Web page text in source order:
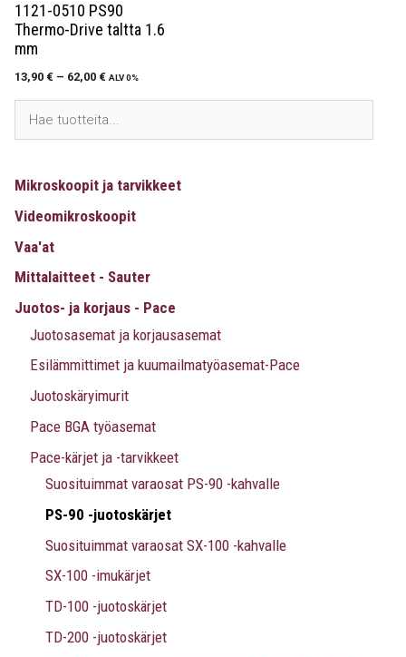
1121-0510 PS90
Thermo-Drive taltta 1.6
mm
13,90 € – 62,00 € ALV 0%
Mikroskoopit ja tarvikkeet
Videomikroskoopit
Vaa'at
Mittalaitteet - Sauter
Juotos- ja korjaus - Pace
Juotosasemat ja korjausasemat
Esilämmittimet ja kuumailmatyöasemat-Pace
Juotoskäryimurit
Pace BGA työasemat
Pace-kärjet ja -tarvikkeet
Suosituimmat varaosat PS-90 -kahvalle
PS-90 -juotoskärjet
Suosituimmat varaosat SX-100 -kahvalle
SX-100 -imukärjet
TD-100 -juotoskärjet
TD-200 -juotoskärjet